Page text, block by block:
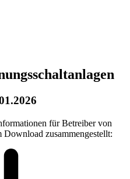
für Betreiber von
Download zusammengestellt: